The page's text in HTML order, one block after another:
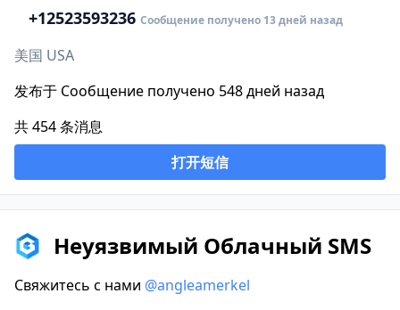
+12523593236 Сообщение получено 13 дней назад
美国 USA
发布于 Сообщение получено 548 дней назад
共 454 条消息
打开短信
Неуязвимый Облачный SMS
Свяжитесь с нами @angleamerkel